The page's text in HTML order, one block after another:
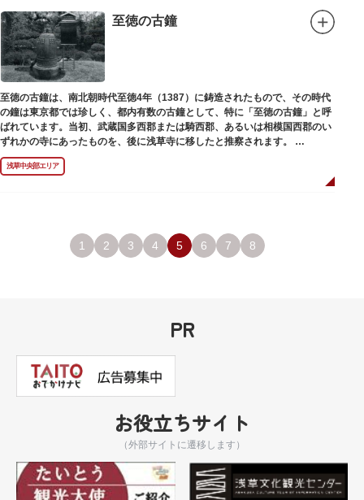
至徳の古鐘
至徳の古鐘は、南北朝時代至徳4年（1387）に鋳造されたもので、その時代
の鐘は東京都では珍しく、都内有数の古鐘として、特に「至徳の古鐘」と呼
ばれています。当初、武蔵国多西郡または騎西郡、あるいは相模国西郡のい
ずれかの寺にあったものを、後に浅草寺に移したと推察されます。
現在は、五重塔北側の絵馬堂内に保管されています。絵馬堂は通常非公開と
なっていますが、不定期で行われる「伝法院庭園拝観と絵馬展」が開催され
浅草中央部エリア
1 2 3 4 5 6 7 8
PR
お役立ちサイト
（外部サイトに遷移します）